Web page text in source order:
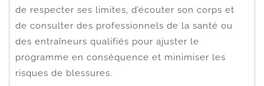
de respecter ses limites, d’écouter son corps et
de consulter des professionnels de la santé ou
des entraîneurs qualifiés pour ajuster le
programme en conséquence et minimiser les
risques de blessures.